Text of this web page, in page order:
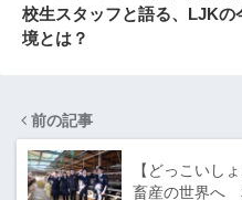
校生スタッフと語る、LJKの
境とは？
前の記事
【どっこいし
畜産の世界へ